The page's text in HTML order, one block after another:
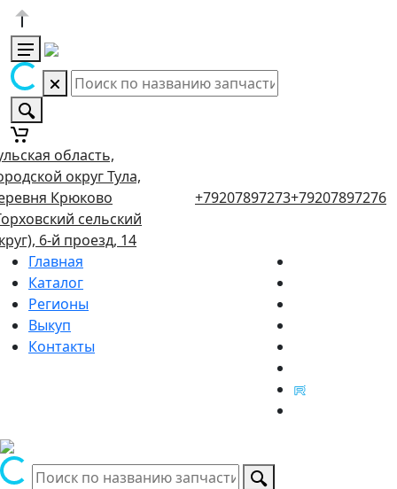
область,
округ Тула,
Крюково
сельский
6-й проезд, 14
+79207897273+79207897276
Главная
Каталог
Регионы
Выкуп
Контакты